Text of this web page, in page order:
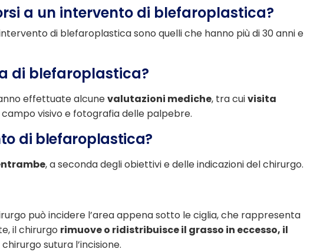
a un intervento di blefaroplastica?
di blefaroplastica sono quelli che hanno più di 30 anni e
di blefaroplastica?
effettuate alcunevalutazioni mediche, tra cuivisita
campo visivo e fotografia delle palpebre.
di blefaroplastica?
, a seconda degli obiettivi e delle indicazioni del chirurgo.
può incidere l’area appena sotto le ciglia, che rappresenta
il chirurgo rimuove o ridistribuisce il grasso in eccesso, il
sutura l’incisione.